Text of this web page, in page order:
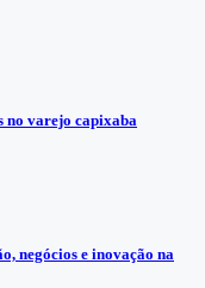
no varejo capixaba
negócios e inovação na